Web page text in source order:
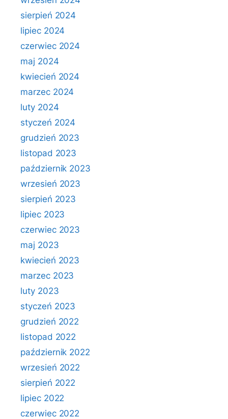
sierpień 2024
lipiec 2024
czerwiec 2024
maj 2024
kwiecień 2024
marzec 2024
luty 2024
styczeń 2024
grudzień 2023
listopad 2023
październik 2023
wrzesień 2023
sierpień 2023
lipiec 2023
czerwiec 2023
maj 2023
kwiecień 2023
marzec 2023
luty 2023
styczeń 2023
grudzień 2022
listopad 2022
październik 2022
wrzesień 2022
sierpień 2022
lipiec 2022
czerwiec 2022